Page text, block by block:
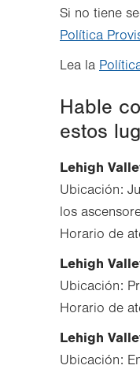
Si no tiene
Política
Lea la
Hable
estos
Lehigh
Ubicación:
los
Horario de
Lehigh
Ubicación:
Horario de
Lehigh
Ubicación: